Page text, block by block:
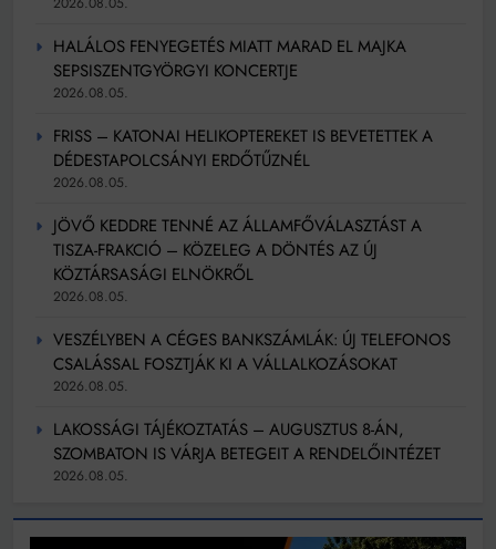
HALÁLOS FENYEGETÉS MIATT MARAD EL MAJKA
SEPSISZENTGYÖRGYI KONCERTJE
2026.08.05.
FRISS – KATONAI HELIKOPTEREKET IS BEVETETTEK A
DÉDESTAPOLCSÁNYI ERDŐTŰZNÉL
2026.08.05.
JÖVŐ KEDDRE TENNÉ AZ ÁLLAMFŐVÁLASZTÁST A
TISZA-FRAKCIÓ – KÖZELEG A DÖNTÉS AZ ÚJ
KÖZTÁRSASÁGI ELNÖKRŐL
2026.08.05.
VESZÉLYBEN A CÉGES BANKSZÁMLÁK: ÚJ TELEFONOS
CSALÁSSAL FOSZTJÁK KI A VÁLLALKOZÁSOKAT
2026.08.05.
LAKOSSÁGI TÁJÉKOZTATÁS – AUGUSZTUS 8-ÁN,
SZOMBATON IS VÁRJA BETEGEIT A RENDELŐINTÉZET
2026.08.05.